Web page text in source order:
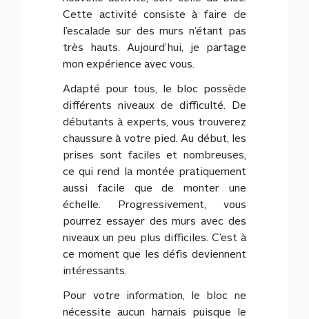
Cette activité consiste à faire de
l’escalade sur des murs n’étant pas
très hauts. Aujourd’hui, je partage
mon expérience avec vous.
Adapté pour tous, le bloc possède
différents niveaux de difficulté. De
débutants à experts, vous trouverez
chaussure à votre pied. Au début, les
prises sont faciles et nombreuses,
ce qui rend la montée pratiquement
aussi facile que de monter une
échelle. Progressivement, vous
pourrez essayer des murs avec des
niveaux un peu plus difficiles. C’est à
ce moment que les défis deviennent
intéressants.
Pour votre information, le bloc ne
nécessite aucun harnais puisque le